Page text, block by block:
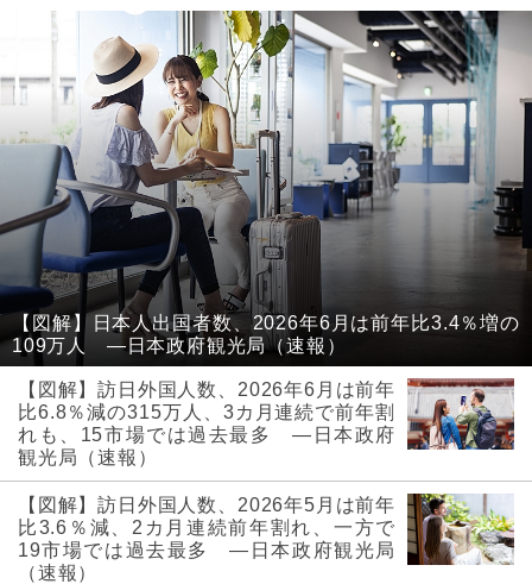
【図解】日本人出国者数、2026年6月は前年比3.4％増の
109万人 ―日本政府観光局（速報）
【図解】訪日外国人数、2026年6月は前年
比6.8％減の315万人、3カ月連続で前年割
れも、15市場では過去最多 ―日本政府
観光局（速報）
【図解】訪日外国人数、2026年5月は前年
比3.6％減、2カ月連続前年割れ、一方で
19市場では過去最多 ―日本政府観光局
（速報）